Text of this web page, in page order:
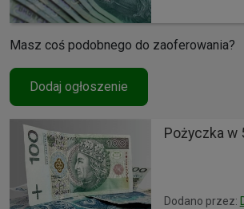
Masz coś podobnego do zaoferowania?
Dodaj ogłoszenie
Pożyczka w
Dodano przez: